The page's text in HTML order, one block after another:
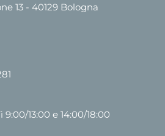
13 - 40129 Bologna
13:00 e 14:00/18:00